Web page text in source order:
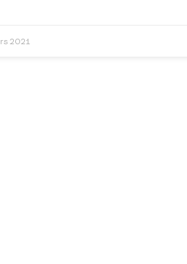
2021